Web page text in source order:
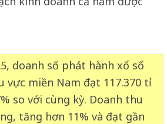
doanh số phát hành xổ số
vực miền Nam đạt 117.370 tỉ
so với cùng kỳ. Doanh thu
tăng hơn 11% và đạt gần